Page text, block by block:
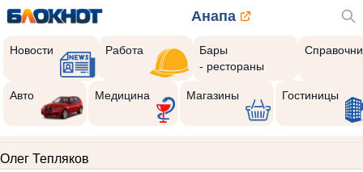
Анапа
Новости Работа
Бары
- рестораны
Авто Медицина Магазины Гостиницы
Олег Тепляков